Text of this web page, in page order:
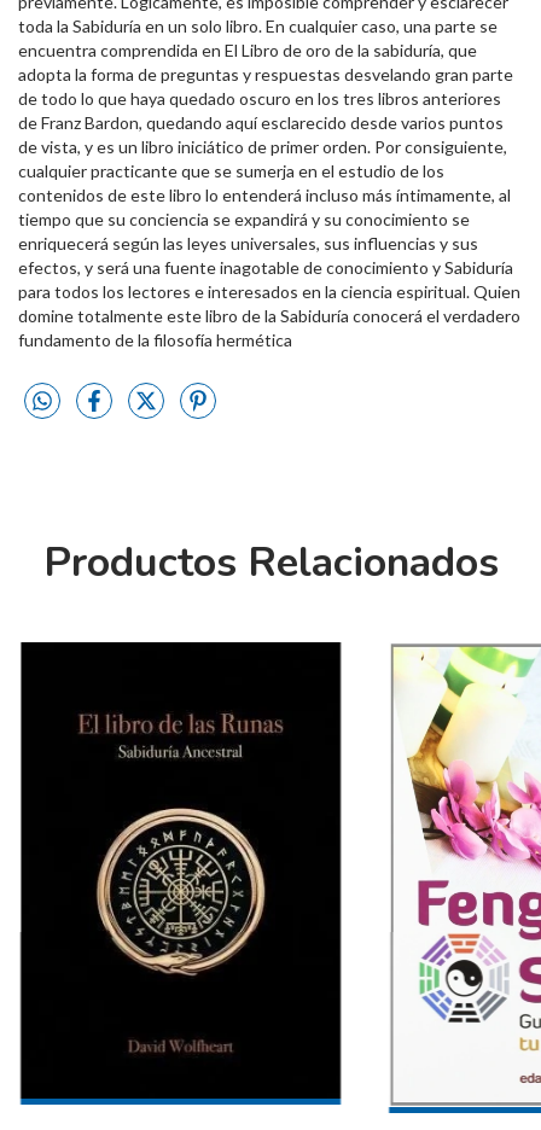
toda la Sabiduría en un solo libro. En cualquier caso, una parte se
encuentra comprendida en El Libro de oro de la sabiduría, que
adopta la forma de preguntas y respuestas desvelando gran parte
de todo lo que haya quedado oscuro en los tres libros anteriores
de Franz Bardon, quedando aquí esclarecido desde varios puntos
de vista, y es un libro iniciático de primer orden. Por consiguiente,
cualquier practicante que se sumerja en el estudio de los
contenidos de este libro lo entenderá incluso más íntimamente, al
tiempo que su conciencia se expandirá y su conocimiento se
enriquecerá según las leyes universales, sus influencias y sus
efectos, y será una fuente inagotable de conocimiento y Sabiduría
para todos los lectores e interesados en la ciencia espiritual. Quien
domine totalmente este libro de la Sabiduría conocerá el verdadero
fundamento de la filosofía hermética
Productos Relacionados